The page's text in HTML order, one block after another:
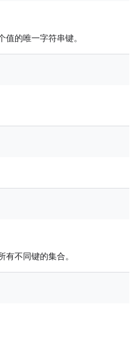
的唯一字符串键。
不同键的集合。